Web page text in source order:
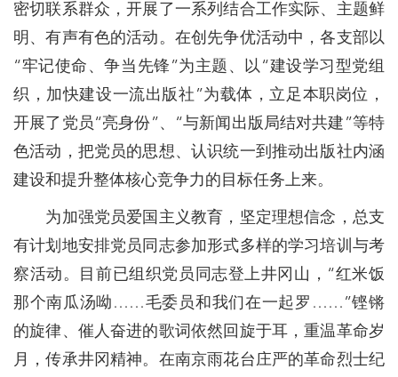
密切联系群众，开展了一系列结合工作实际、主题鲜
明、有声有色的活动。在创先争优活动中，各支部以
“牢记使命、争当先锋”为主题、以“建设学习型党组
织，加快建设一流出版社”为载体，立足本职岗位，
开展了党员“亮身份”、“与新闻出版局结对共建”等特
色活动，把党员的思想、认识统一到推动出版社内涵
建设和提升整体核心竞争力的目标任务上来。
为加强党员爱国主义教育，坚定理想信念，总支
有计划地安排党员同志参加形式多样的学习培训与考
察活动。目前已组织党员同志登上井冈山，“红米饭
那个南瓜汤呦……毛委员和我们在一起罗……”铿锵
的旋律、催人奋进的歌词依然回旋于耳，重温革命岁
月，传承井冈精神。在南京雨花台庄严的革命烈士纪